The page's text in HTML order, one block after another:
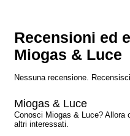
Recensioni ed
Miogas & Luce
Nessuna recensione.
Miogas & Luce
Conosci Miogas & Luce? Allora
altri interessati.